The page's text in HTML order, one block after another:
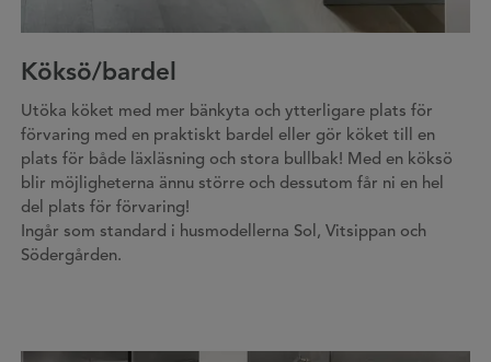
Köksö/bardel
Utöka köket med mer bänkyta och ytterligare plats för
förvaring med en praktiskt bardel eller gör köket till en
plats för både läxläsning och stora bullbak! Med en köksö
blir möjligheterna ännu större och dessutom får ni en hel
del plats för förvaring!
Ingår som standard i husmodellerna Sol, Vitsippan och
Södergården.